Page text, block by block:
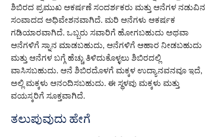
ಶಿಬಿರದ ಪ್ರಮುಖ ಆಕರ್ಷಣೆ ಸಂದರ್ಶಕರು ಮತ್ತು ಆನೆಗಳ ನಡುವಿನ
ಸಂವಾದದ ಅಧಿವೇಶನವಾಗಿದೆ. ಮರಿ ಆನೆಗಳು ಆಕರ್ಷಕ
ಗಡಿಯಾರವಾಗಿದೆ. ಒಬ್ಬರು ಸವಾರಿಗೆ ಹೋಗಬಹುದು ಅಥವಾ
ಆನೆಗಳಿಗೆ ಸ್ನಾನ ಮಾಡಬಹುದು, ಆನೆಗಳಿಗೆ ಆಹಾರ ನೀಡಬಹುದು
ಮತ್ತು ಆನೆಗಳ ಬಗ್ಗೆ ಹೆಚ್ಚು ತಿಳಿದುಕೊಳ್ಳಲು ಶಿಬಿರದಲ್ಲಿ
ವಾಸಿಸಬಹುದು. ಆನೆ ಶಿಬಿರದೊಳಗೆ ಮಕ್ಕಳ ಉದ್ಯಾನವನವೂ ಇದೆ,
ಅಲ್ಲಿ ಮಕ್ಕಳು ಆನಂದಿಸಬಹುದು. ಈ ಸ್ಥಳವು ಮಕ್ಕಳು ಮತ್ತು
ವಯಸ್ಕರಿಗೆ ಸೂಕ್ತವಾಗಿದೆ.
ತಲುಪುವುದು ಹೇಗೆ